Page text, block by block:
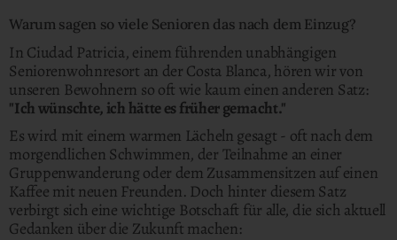
Warum sagen so viele Senioren das nach dem Einzug?
In Ciudad Patricia, einem führenden unabhängigen
Seniorenwohnresort an der Costa Blanca, hören wir von
unseren Bewohnern so oft wie kaum einen anderen Satz:
"Ich wünschte, ich hätte es früher gemacht."
Es wird mit einem warmen Lächeln gesagt - oft nach dem
morgendlichen Schwimmen, der Teilnahme an einer
Gruppenwanderung oder dem Zusammensitzen auf einen
Kaffee mit neuen Freunden. Doch hinter diesem Satz
verbirgt sich eine wichtige Botschaft für alle, die sich aktuell
Gedanken über die Zukunft machen: